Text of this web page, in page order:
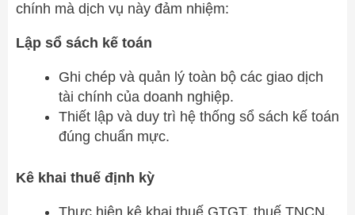
chính mà dịch vụ này đảm nhiệm:
Lập sổ sách kế toán
Ghi chép và quản lý toàn bộ các giao dịch
tài chính của doanh nghiệp.
Thiết lập và duy trì hệ thống sổ sách kế toán
đúng chuẩn mực.
Kê khai thuế định kỳ